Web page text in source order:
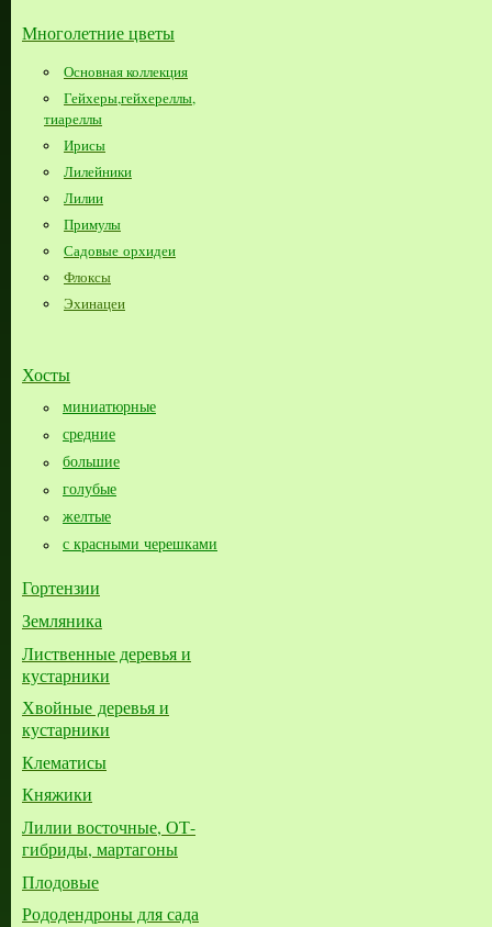
Многолетние цветы
Основная коллекция
Гейхеры,гейхереллы,
тиареллы
Ирисы
Лилейники
Лилии
Примулы
Садовые орхидеи
Флоксы
Эхинацеи
Хосты
миниатюрные
средние
большие​
голубые
желтые
с красными черешками
Гортензии
Земляника
Лиственные деревья и
кустарники
Хвойные деревья и
кустарники
Клематисы
Княжики
Лилии восточные, ОТ-
гибриды, мартагоны
Плодовые
Рододендроны для сада